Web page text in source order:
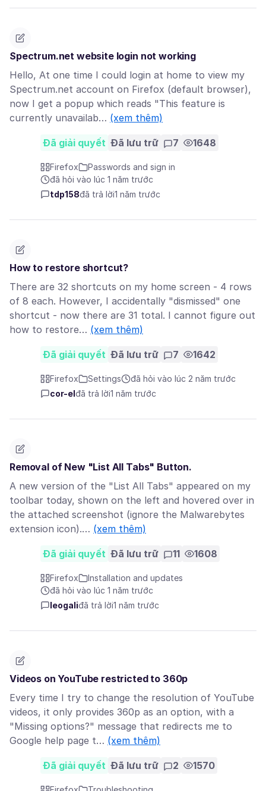
Spectrum.net website login not working
Hello, At one time I could login at home to view my
Spectrum.net account on Firefox (default browser),
now I get a popup which reads "This feature is
currently unavailab… (xem thêm)
Đã giải quyết Đã lưu trữ 7 1648
Firefox
Passwords and sign in
đã hỏi vào lúc 1 năm trước
tdp158đã trả lời1 năm trước
How to restore shortcut?
There are 32 shortcuts on my home screen - 4 rows
of 8 each. However, I accidentally "dismissed" one
shortcut - now there are 31 total. I cannot figure out
how to restore… (xem thêm)
Đã giải quyết Đã lưu trữ 7 1642
Firefox Settings
đã hỏi vào lúc 2 năm trước
cor-el đã trả lời1 năm trước
Removal of New "List All Tabs" Button.
A new version of the "List All Tabs" appeared on my
toolbar today, shown on the left and hovered over in
the attached screenshot (ignore the Malwarebytes
extension icon).… (xem thêm)
Đã giải quyết Đã lưu trữ 11 1608
Firefox
Installation and updates
đã hỏi vào lúc 1 năm trước
leogaliđã trả lời1 năm trước
Videos on YouTube restricted to 360p
Every time I try to change the resolution of YouTube
videos, it only provides 360p as an option, with a
"Missing options?" message that redirects me to
Google help page t… (xem thêm)
Đã giải quyết Đã lưu trữ 2 1570